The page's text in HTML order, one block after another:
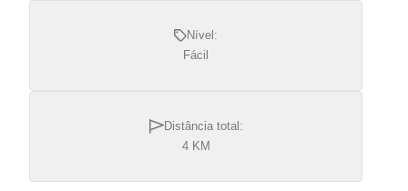
Nível:
Fácil
Distância total:
4 KM